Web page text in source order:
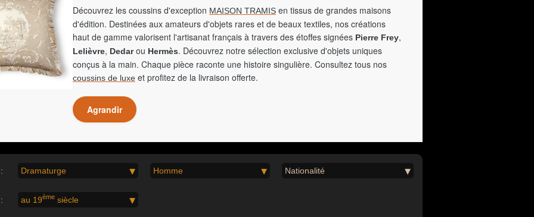
Découvrez les coussins d'exception MAISON TRAMIS en tissus de grandes maisons
d'édition. Destinées aux amateurs d'objets rares et de beaux textiles, nos créations
haut de gamme valorisent l'artisanat français à travers des étoffes signées Pierre Frey,
Lelièvre, Dedarou Hermès. Découvrez notre sélection exclusive d'objets uniques
conçus à la main. Chaque pièce raconte une histoire singulière. Consultez tous nos
coussins de luxe et profitez de la livraison offerte.
Agrandir
Dramaturge Homme Nationalité
au 19ème siècle